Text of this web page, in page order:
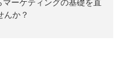
んか？